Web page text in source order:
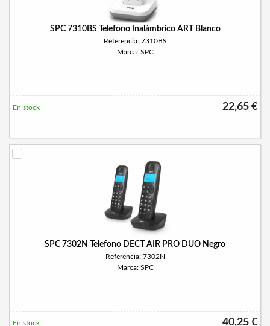
SPC 7310BS Telefono Inalámbrico ART Blanco
Referencia: 7310BS
Marca: SPC
22,65 €
En stock
SPC 7302N Telefono DECT AIR PRO DUO Negro
Referencia: 7302N
Marca: SPC
40,25 €
En stock